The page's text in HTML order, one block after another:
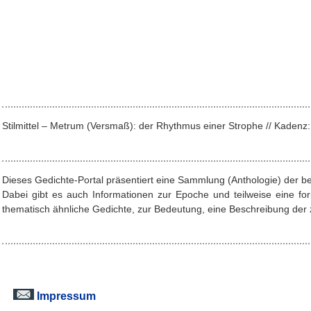
Stilmittel – Metrum (Versmaß): der Rhythmus einer Strophe //
Dieses Gedichte-Portal präsentiert eine Sammlung (Anthologie) der
Dabei gibt es auch Informationen zur Epoche und teilweise eine
thematisch ähnliche Gedichte, zur Bedeutung, eine Beschreibung
Impressum